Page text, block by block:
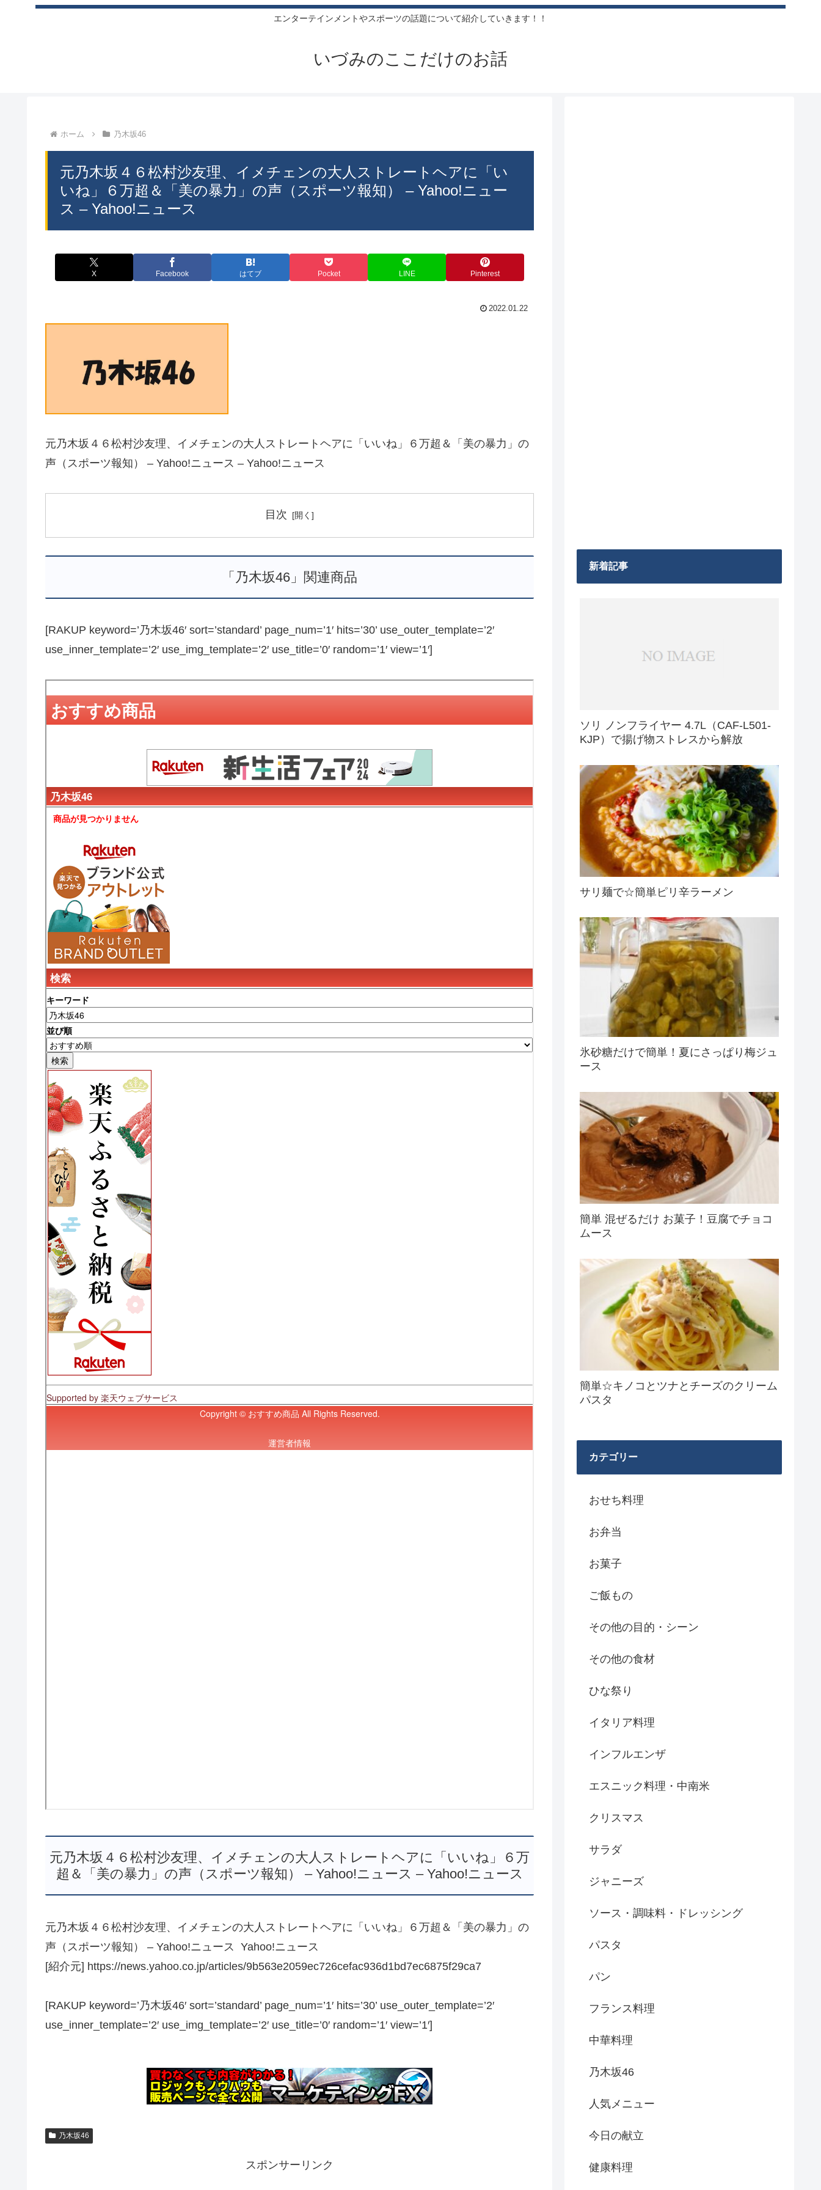
エンターテインメントやスポーツの話題について紹介していきます！！
いづみのここだけのお話
ホーム 乃木坂46
元乃木坂４６松村沙友理、イメチェンの大人ストレートヘアに「い
いね」６万超＆「美の暴力」の声（スポーツ報知） – Yahoo!ニュー
ス – Yahoo!ニュース
X Facebook はてブ Pocket LINE Pinterest
2022.01.22
元乃木坂４６松村沙友理、イメチェンの大人ストレートヘアに「いいね」６万超＆「美の暴力」の
声（スポーツ報知） – Yahoo!ニュース – Yahoo!ニュース
目次
「乃木坂46」関連商品
[RAKUP keyword=’乃木坂46′ sort=’standard’ page_num=’1′ hits=’30’ use_outer_template=’2′
use_inner_template=’2′ use_img_template=’2′ use_title=’0′ random=’1′ view=’1′]
元乃木坂４６松村沙友理、イメチェンの大人ストレートヘアに「いいね」６万
超＆「美の暴力」の声（スポーツ報知） – Yahoo!ニュース – Yahoo!ニュース
元乃木坂４６松村沙友理、イメチェンの大人ストレートヘアに「いいね」６万超＆「美の暴力」の
声（スポーツ報知） – Yahoo!ニュース Yahoo!ニュース
[紹介元] https://news.yahoo.co.jp/articles/9b563e2059ec726cefac936d1bd7ec6875f29ca7
[RAKUP keyword=’乃木坂46′ sort=’standard’ page_num=’1′ hits=’30’ use_outer_template=’2′
use_inner_template=’2′ use_img_template=’2′ use_title=’0′ random=’1′ view=’1′]
乃木坂46
スポンサーリンク
新着記事
ソリ ノンフライヤー 4.7L（CAF-L501-
KJP）で揚げ物ストレスから解放
サリ麺で☆簡単ピリ辛ラーメン
氷砂糖だけで簡単！夏にさっぱり梅ジュ
ース
簡単 混ぜるだけ お菓子！豆腐でチョコ
ムース
簡単☆キノコとツナとチーズのクリーム
パスタ
カテゴリー
おせち料理
お弁当
お菓子
ご飯もの
その他の目的・シーン
その他の食材
ひな祭り
イタリア料理
インフルエンザ
エスニック料理・中南米
クリスマス
サラダ
ジャニーズ
ソース・調味料・ドレッシング
パスタ
パン
フランス料理
中華料理
乃木坂46
人気メニュー
今日の献立
健康料理